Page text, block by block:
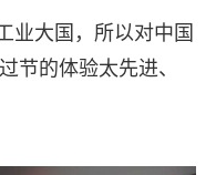
业大国，所以对中国
节的体验太先进、